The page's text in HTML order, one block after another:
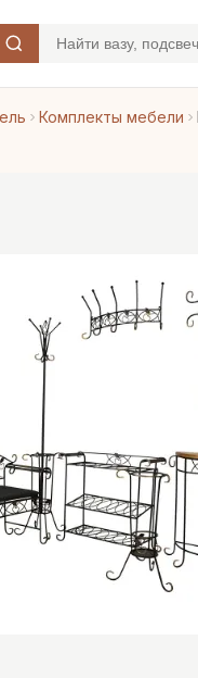
Комплекты мебели